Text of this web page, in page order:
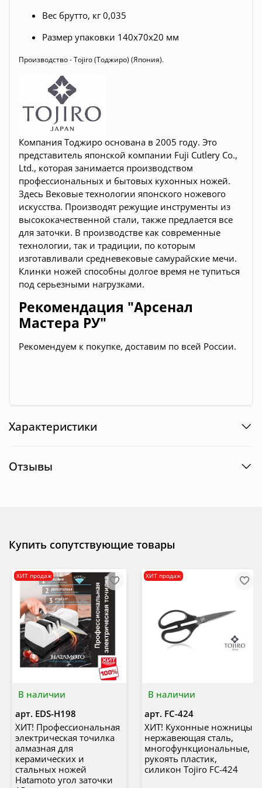
Вес брутто, кг 0,035
Размер упаковки 140x70x20 мм
Производство - Tojiro (Тоджиро) (Япония).
Компания Тоджиро основана в 2005 году. Это
представитель японской компании Fuji Cutlery Co.,
Ltd., которая занимается производством
профессиональных и бытовых кухонных ножей.
Здесь Вековые технологии японского ножевого
искусства. Производят режущие инструменты из
высококачественной стали, также предлается все
для заточки. В производстве как современные
технологии, так и традиции, по которым
изготавливали средневековые самурайские мечи.
Клинки ножей способны долгое время не тупиться
под серьезными нагрузками.
Рекомендация "Арсенал
Мастера РУ"
Рекомендуем к покупке, доставим по всей России.
Характеристики
Отзывы
Купить сопутствующие товары
В наличии
ХИТ продаж
арт. EDS-H198
ХИТ! Профессиональная
электрическая точилка
алмазная для
керамических и
стальных ножей
Hatamoto угол заточки
В наличии
ХИТ продаж
арт. FC-424
ХИТ! Кухонные ножницы
нержавеющая сталь,
многофункциональные,
рукоять пластик,
силикон Tojiro FC-424